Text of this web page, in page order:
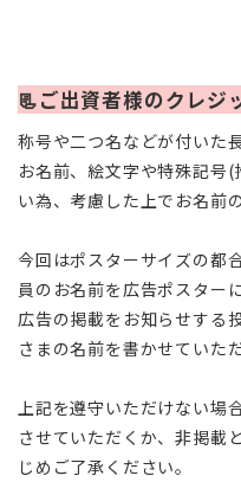
📃ご出資者様のクレジ
称号や二つ名などが付いた
お名前、絵文字や特殊記号(
い為、考慮した上でお名前
今回はポスターサイズの都
員のお名前を広告ポスター
広告の掲載をお知らせする
さまの名前を書かせていた
上記を遵守いただけない場
させていただくか、非掲載
じめご了承ください。